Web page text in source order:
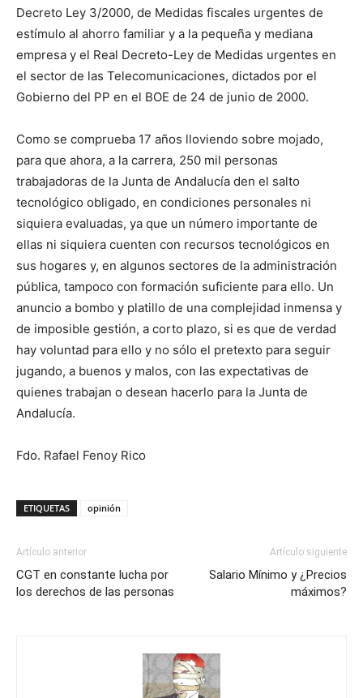
Decreto Ley 3/2000, de Medidas fiscales urgentes de
estímulo al ahorro familiar y a la pequeña y mediana
empresa y el Real Decreto-Ley de Medidas urgentes en
el sector de las Telecomunicaciones, dictados por el
Gobierno del PP en el BOE de 24 de junio de 2000.
Como se comprueba 17 años lloviendo sobre mojado,
para que ahora, a la carrera, 250 mil personas
trabajadoras de la Junta de Andalucía den el salto
tecnológico obligado, en condiciones personales ni
siquiera evaluadas, ya que un número importante de
ellas ni siquiera cuenten con recursos tecnológicos en
sus hogares y, en algunos sectores de la administración
pública, tampoco con formación suficiente para ello. Un
anuncio a bombo y platillo de una complejidad inmensa y
de imposible gestión, a corto plazo, si es que de verdad
hay voluntad para ello y no sólo el pretexto para seguir
jugando, a buenos y malos, con las expectativas de
quienes trabajan o desean hacerlo para la Junta de
Andalucía.
Fdo. Rafael Fenoy Rico
ETIQUETAS opinión
Artículo anterior
CGT en constante lucha por
los derechos de las personas
Artículo siguiente
Salario Mínimo y ¿Precios
máximos?